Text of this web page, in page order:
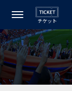
チケット